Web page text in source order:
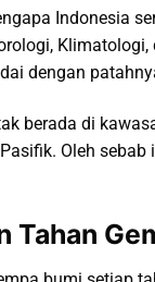
Indonesia
dengan
berada di
Oleh
Tahan